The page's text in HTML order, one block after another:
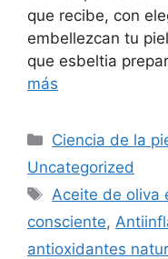
que recibe, con
embellezcan tu
que esbeltia
más
Ciencia de la
Uncategorized
Aceite de oliva
consciente,
antioxidantes